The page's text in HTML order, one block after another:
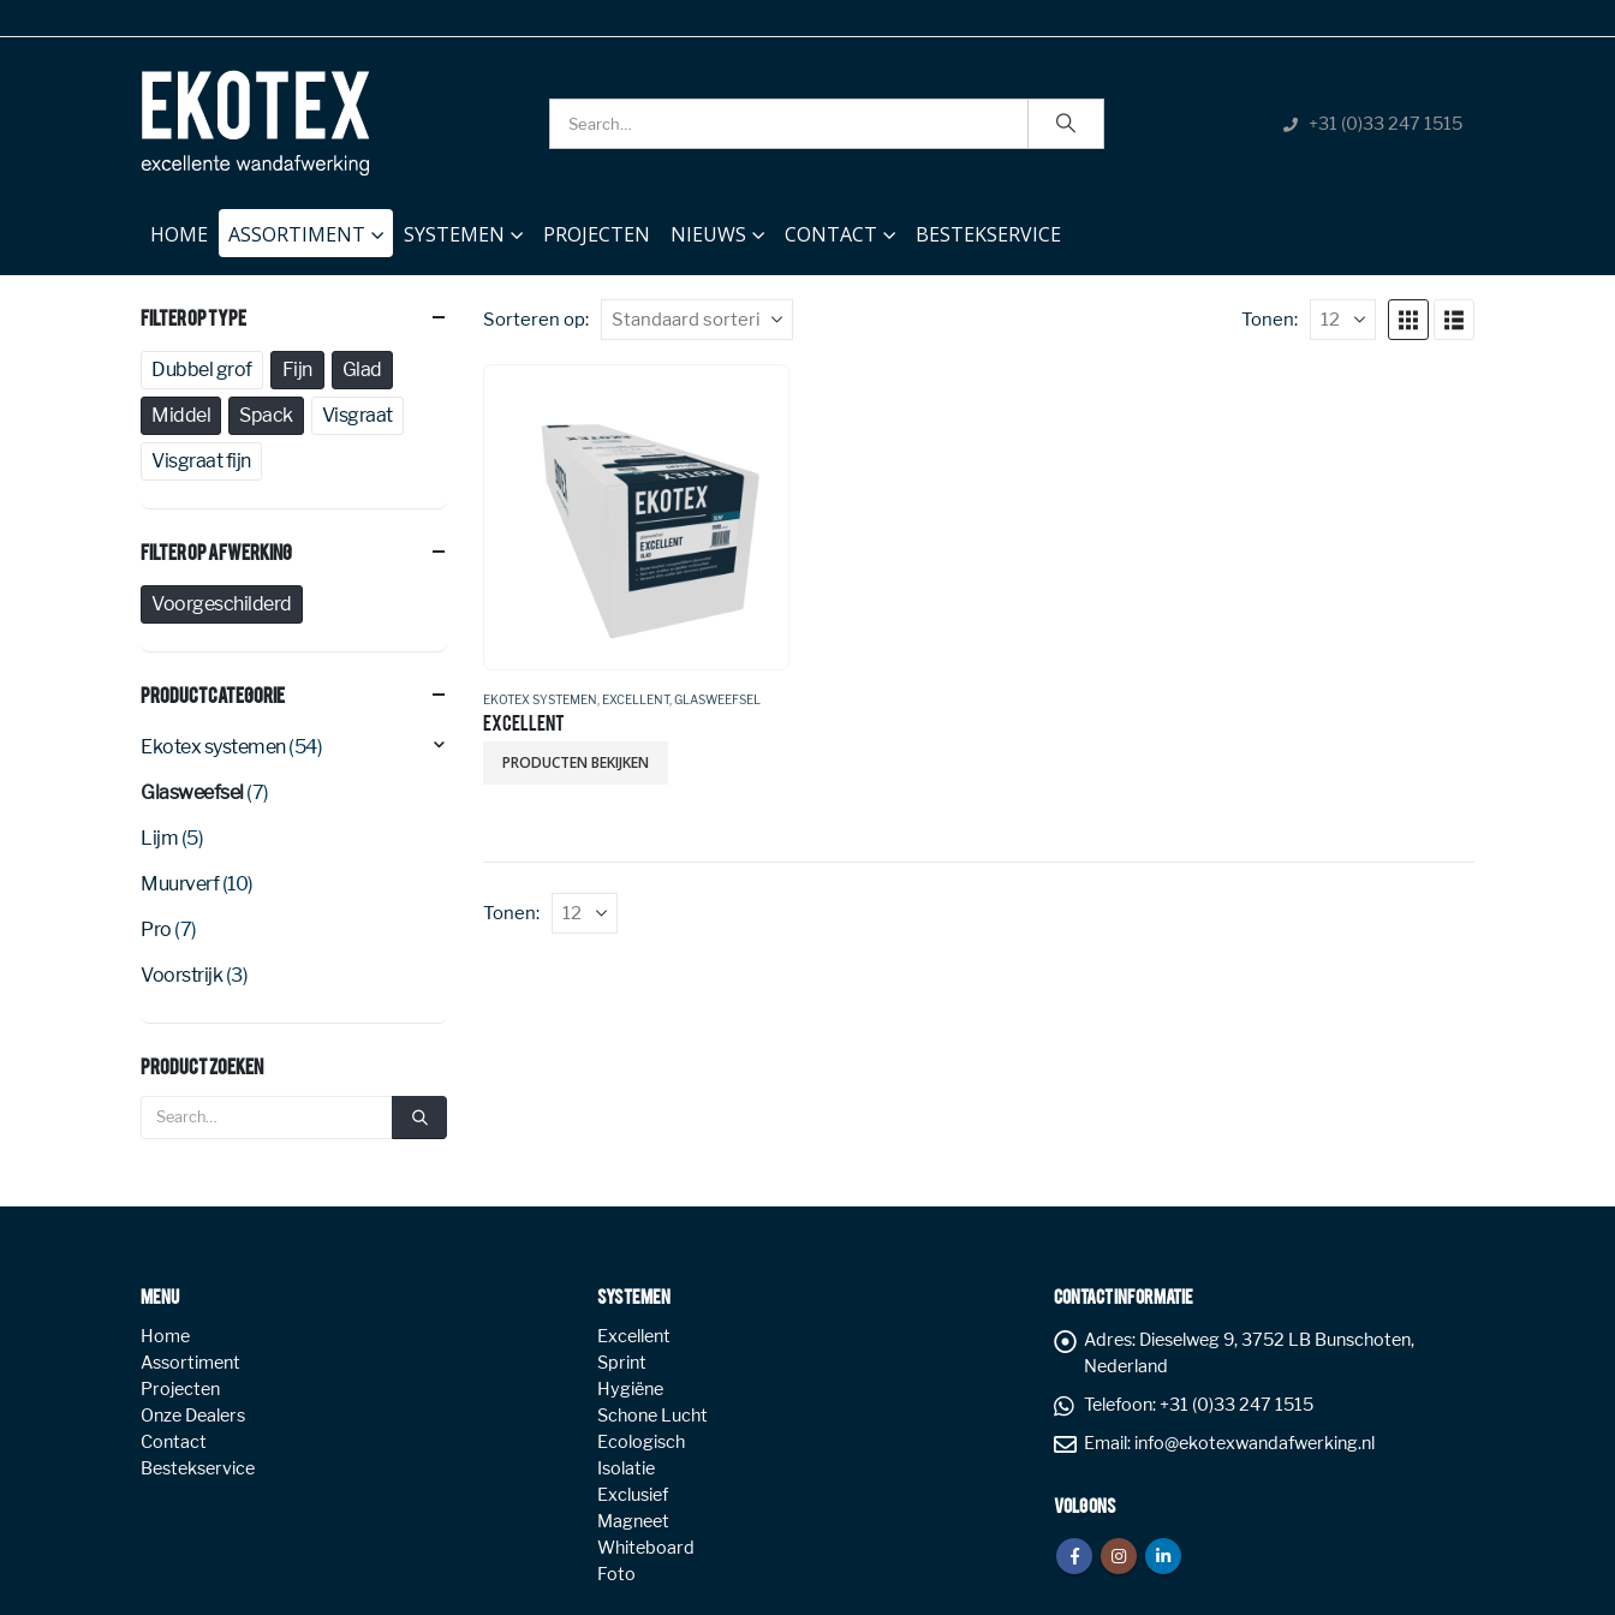
+31 (0)33 247 1515
HOME ASSORTIMENT SYSTEMEN PROJECTEN NIEUWS CONTACT BESTEKSERVICE
Sorteren op: Tonen:
EKOTEX SYSTEMEN EXCELLENT, GLASWEEFSEL
EXCELLENT
PRODUCTEN BEKIJKEN
Tonen:
Filter Op Type
Dubbel grof Fijn
Glad
Middel
Spack
Visgraat
Visgraat fijn
Filter Op Afwerking
Voorgeschilderd
Productcategorie
Ekotex systemen(54)
Glasweefsel(7)
Lijm (5)
Muurverf (10)
Pro (7)
Voorstrijk(3)
Product Zoeken
MENU
Home
Assortiment
Projecten
Onze Dealers
Contact
Bestekservice
SYSTEMEN
Excellent
Sprint
Hygiëne
Schone Lucht
Ecologisch
Isolatie
Exclusief
Magneet
Whiteboard
Foto
CONTACT INFORMATIE
Adres: Dieselweg 9, 3752 LB Bunschoten,
Nederland
Telefoon: +31 (0)33 247 1515
Email: info@ekotexwandafwerking.nl
VOLG ONS